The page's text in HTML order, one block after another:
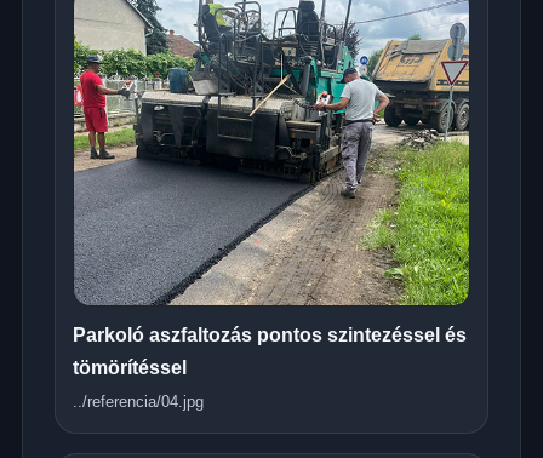
Parkoló aszfaltozás pontos szintezéssel és
tömörítéssel
../referencia/04.jpg